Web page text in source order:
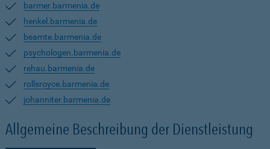
barmer.barmenia.de
henkel.barmenia.de
beamte.barmenia.de
psychologen.barmenia.de
rehau.barmenia.de
rollsroyce.barmenia.de
johanniter.barmenia.de
Allgemeine Beschreibung der Dienstleistung